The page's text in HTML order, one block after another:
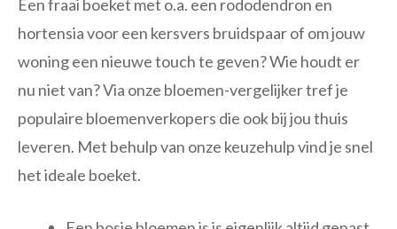
Een fraai boeket met o.a. een rododendron en
hortensia voor een kersvers bruidspaar of om jouw
woning een nieuwe touch te geven? Wie houdt er
nu niet van? Via onze bloemen-vergelijker tref je
populaire bloemenverkopers die ook bij jou thuis
leveren. Met behulp van onze keuzehulp vind je snel
het ideale boeket.